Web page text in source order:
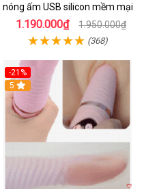
nóng ấm USB silicon mềm mại
1.190.000₫ 1.950.000₫
(368)
-21%
5